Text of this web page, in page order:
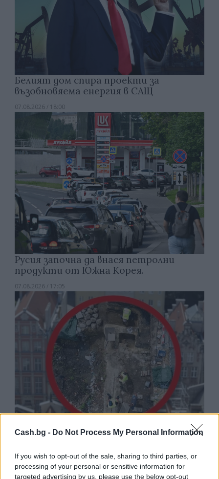
Cash.bg - Do Not Process My Personal Information
If you wish to opt-out of the sale, sharing to third parties, or
processing of your personal or sensitive information for
targeted advertising by us, please use the below opt-out
Белият дом спира проекти за
възобновяема енергия в САЩ
07.08.2026 / 18:00
Русия започна да внася петролни
продукти от Южна Корея.
07.08.2026 / 17:05
Древен храм на почти 900 години
Полша
07.08.2026 / 16:00